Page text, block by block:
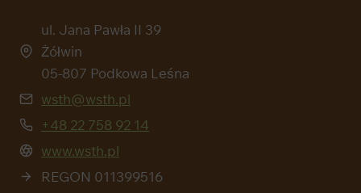
ul. Jana Pawła II 39
Żółwin
05-807 Podkowa Leśna
wsth@wsth.pl
+48 22 758 92 14
www.wsth.pl
REGON 011399516